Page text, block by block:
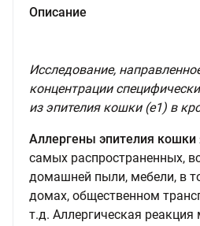
Описание
Исследование,
концентрации
из эпителия кошки (е1) в
Аллергены эпителия кошки
самых распространенных,
домашней пыли, мебели, в
домах, общественном
т.д. Аллергическая